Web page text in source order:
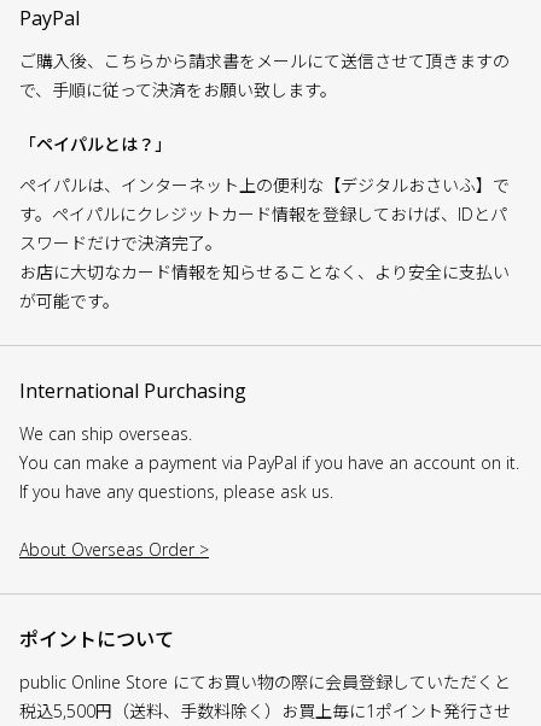
PayPal
ご購入後、こちらから請求書をメールにて送信させて頂きますの
で、手順に従って決済をお願い致します。
「ペイパルとは？」
ペイパルは、インターネット上の便利な【デジタルおさいふ】で
す。ペイパルにクレジットカード情報を登録しておけば、IDとパ
スワードだけで決済完了。
お店に大切なカード情報を知らせることなく、より安全に支払い
が可能です。
International Purchasing
We can ship overseas.
You can make a payment via PayPal if you have an account on it.
If you have any questions, please ask us.
About Overseas Order >
ポイントについて
public Online Store にてお買い物の際に会員登録していただくと
税込5,500円（送料、手数料除く）お買上毎に1ポイント発行させ